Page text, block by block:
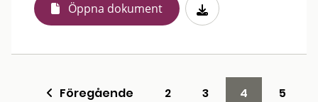
Öppna dokument
Föregående 2 3 4
5